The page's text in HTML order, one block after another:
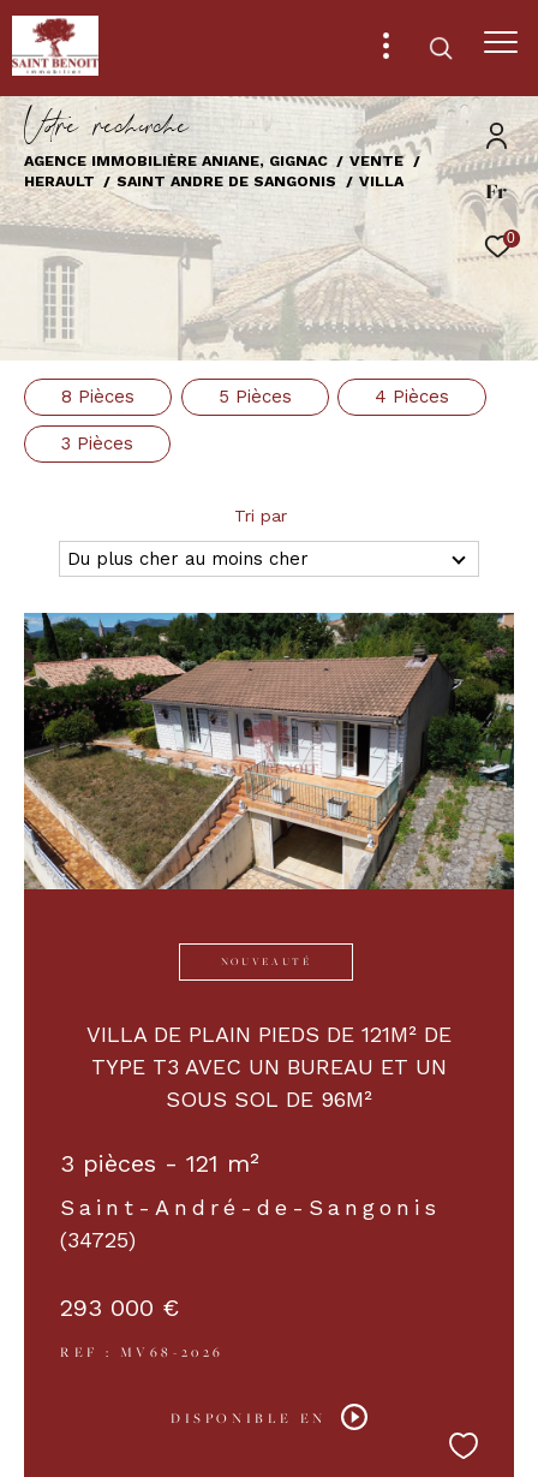
Fr
0
Vore recece
AGENCE IMMOBILIÈRE ANIANE, GIGNAC
VENTE
HERAULT
SAINT ANDRE DE SANGONIS VILLA
8 Pièces 5 Pièces 4 Pièces
3 Pièces
Tri par
Du plus cher au moins cher
NOUVEAUTÉ
VILLA DE PLAIN PIEDS DE 121M² DE
TYPE T3 AVEC UN BUREAU ET UN
SOUS SOL DE 96M²
3 pièces - 121 m²
Saint-André-de-Sangonis
(34725)
293 000 €
REF : MV68-2026
DISPONIBLE EN
Effectuer une recherche
et trouver le bien qui correspond à vos
critères
Type
d'offre
Vente
Type
de
bien
Type de bien
Budget
Surface
Surface
Pièces
Pièces
Référence
AFFINER LES CRITÈRES
FILTRER PAR
COUPS DE COEUR